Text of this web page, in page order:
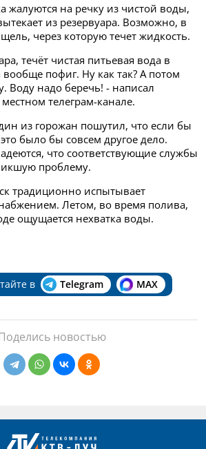
жалуются на речку из чистой воды,
из резервуара. Возможно, в
через которую течет жидкость.
течёт чистая питьевая вода в
пофиг. Ну как так? А потом
Воду надо беречь! - написал
телеграм-канале.
из горожан пошутил, что если бы
было бы совсем другое дело.
что соответствующие службы
проблему.
традиционно испытывает
Летом, во время полива,
ощущается нехватка воды.
в Telegram MAX
новостью